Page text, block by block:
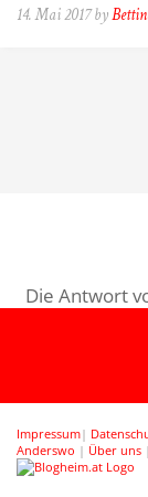
14. Mai 2017 by
Die Antwort
Impressum|
Anderswo | Über uns |